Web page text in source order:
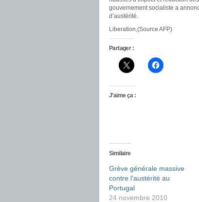
gouvernement socialiste a
d’austérité.
Liberation,(Source AFP)
Partager :
J’aime ça :
Similaire
Grève générale massive
contre l’austérité au
Portugal
24 novembre 2010